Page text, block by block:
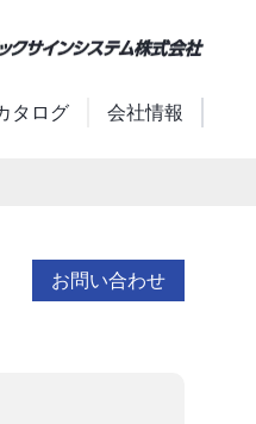
タログ 会社情報
お問い合わせ